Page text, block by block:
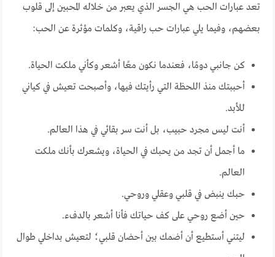
تعد عبارات الحب هي الجسر الذي يعبر من خلاله المحبين إلى قلوب
بعضهم، وفيما يلي عبارات حب راقية، وكلمات مؤثرة عن الحب:
كن جانبي دومًا، فعندما نكون معًا أشعر وكأني ملكت الحياة.
أحببتك منذ اللحظة التي رأيتك فيها، وأصبحت تعيش في كياني
للأبد.
أنت ليس مجرد حبيب، بل أنت سر بقائي في هذا العالم.
ما أجمل أن تجد من يحبك في الحياة، ويشعرك بأنك ملكت
العالم.
حبك ينبض في قلبي وعقلي وروحي.
حين أضع روحي على كف حياتك فأنا أشعر بالدفء.
ليتني أستطيع أن أضمك بين أحضان قلبي؛ لتعيش بداخلي طوال